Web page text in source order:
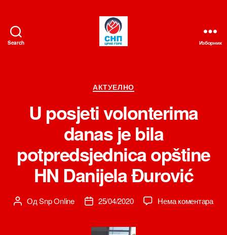
Search Изборник
Категорије
АКТУЕЛНО
U posjeti volonterima
danas je bila
potpredsjednica opštine
HN Danijela Đurović
Аутор
ОдSnp Online
Датум25/04/2020 Нема коментарана